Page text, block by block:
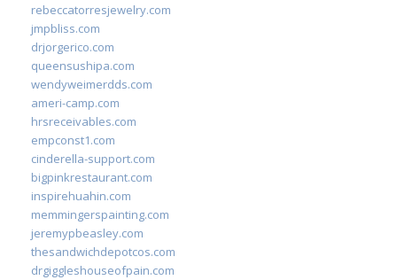
rebeccatorresjewelry.com
jmpbliss.com
drjorgerico.com
queensushipa.com
wendyweimerdds.com
ameri-camp.com
hrsreceivables.com
empconst1.com
cinderella-support.com
bigpinkrestaurant.com
inspirehuahin.com
memmingerspainting.com
jeremypbeasley.com
thesandwichdepotcos.com
drgiggleshouseofpain.com